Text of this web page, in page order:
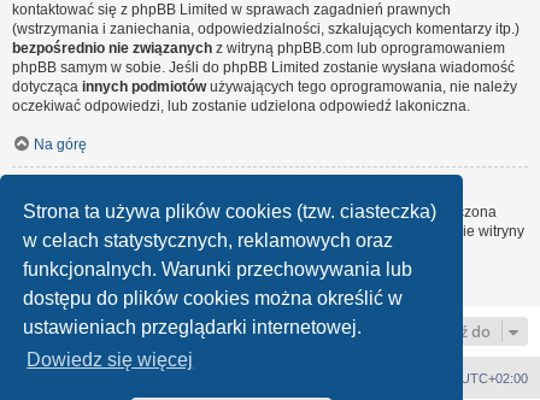
Strona ta używa plików cookies (tzw. ciasteczka)
w celach statystycznych, reklamowych oraz
funkcjonalnych. Warunki przechowywania lub
dostępu do plików cookies można określić w
ustawieniach przeglądarki internetowej.
Dowiedz się więcej
kontaktować się z phpBB Limited w sprawach zagadnień prawnych
(wstrzymania i zaniechania, odpowiedzialności, szkalujących komentarzy itp.)
bezpośrednio nie związanych z witryną phpBB.com lub oprogramowaniem
phpBB samym w sobie. Jeśli do phpBB Limited zostanie wysłana wiadomość
dotycząca innych podmiotówużywających tego oprogramowania, nie należy
oczekiwać odpowiedzi, lub zostanie udzielona odpowiedź lakoniczna.
Na górę
Wszyscy użytkownicy witryny mogą używać – jeśli funkcja ta jest włączona
przez administratora witryny – formularza „Kontakt z nami”. Członkowie witryny
mogą także używać odnośnika „Zespół administracyjny”.
Na górę
Przejdź do
UTC+02:00